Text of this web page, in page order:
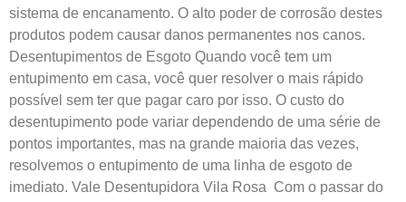
sistema de encanamento. O alto poder de corrosão destes
produtos podem causar danos permanentes nos canos.
Desentupimentos de Esgoto Quando você tem um
entupimento em casa, você quer resolver o mais rápido
possível sem ter que pagar caro por isso. O custo do
desentupimento pode variar dependendo de uma série de
pontos importantes, mas na grande maioria das vezes,
resolvemos o entupimento de uma linha de esgoto de
imediato. Vale Desentupidora Vila Rosa Com o passar do